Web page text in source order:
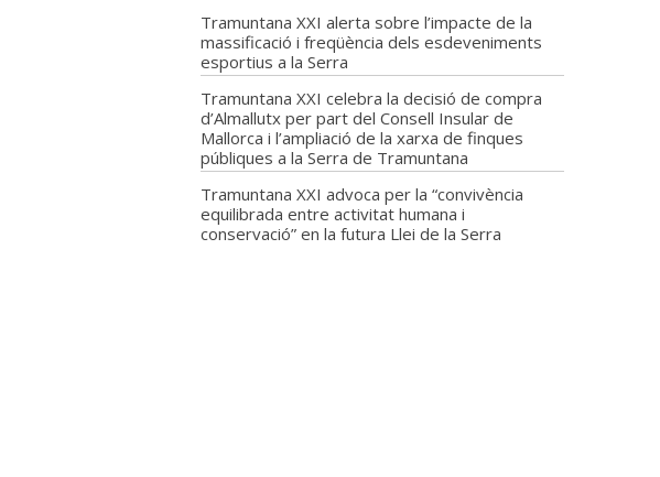
Tramuntana XXI alerta sobre l’impacte de la
massificació i freqüència dels esdeveniments
esportius a la Serra
Tramuntana XXI celebra la decisió de compra
d’Almallutx per part del Consell Insular de
Mallorca i l’ampliació de la xarxa de finques
públiques a la Serra de Tramuntana
Tramuntana XXI advoca per la “convivència
equilibrada entre activitat humana i
conservació” en la futura Llei de la Serra